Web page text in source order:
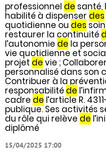
professionnel de santé,
habilité à dispenser des
quotidienne ou des
restaurer la continuité
l’autonomie de la
vie quotidienne et
projet de vie ;
personnalisé dans son
Contribuer à la
responsabilité de
cadre de l’article R.
publique. Ses activités
du rôle qui relève de
diplômé
15/04/2025 17:00